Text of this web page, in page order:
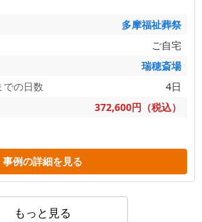
多摩福祉葬祭
ご自宅
瑞穂斎場
での日数
4日
372,600円（税込）
事例の詳細を見る
もっと見る